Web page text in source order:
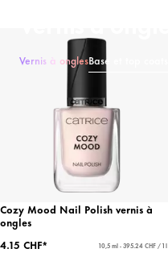
Vernis à onglesBase et top coats
Cozy Mood Nail Polish vernis à
ongles
4.15 CHF*
10,5 ml - 395.24 CHF / 1 l